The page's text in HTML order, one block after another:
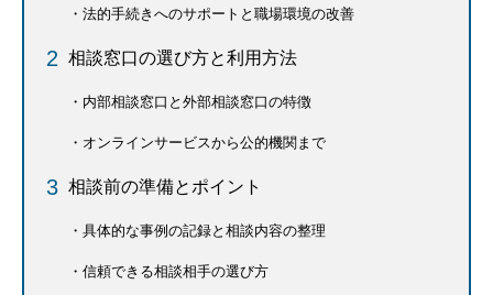
法的手続きへのサポートと職場環境の改善
相談窓口の選び方と利用方法
内部相談窓口と外部相談窓口の特徴
オンラインサービスから公的機関まで
相談前の準備とポイント
具体的な事例の記録と相談内容の整理
信頼できる相談相手の選び方